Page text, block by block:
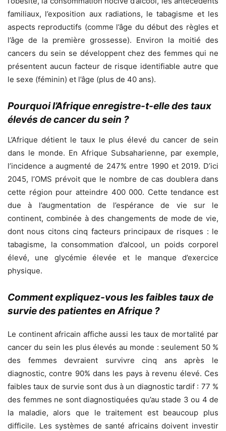
familiaux, l’exposition aux radiations, le tabagisme et les
aspects reproductifs (comme l’âge du début des règles et
l’âge de la première grossesse). Environ la moitié des
cancers du sein se développent chez des femmes qui ne
présentent aucun facteur de risque identifiable autre que
le sexe (féminin) et l’âge (plus de 40 ans).
Pourquoi l’Afrique enregistre-t-elle des taux
élevés de cancer du sein ?
L’Afrique détient le taux le plus élevé du cancer de sein
dans le monde. En Afrique Subsaharienne, par exemple,
l’incidence a augmenté de 247% entre 1990 et 2019. D’ici
2045, l’OMS prévoit que le nombre de cas doublera dans
cette région pour atteindre 400 000. Cette tendance est
due à l’augmentation de l’espérance de vie sur le
continent, combinée à des changements de mode de vie,
dont nous citons cinq facteurs principaux de risques : le
tabagisme, la consommation d’alcool, un poids corporel
élevé, une glycémie élevée et le manque d’exercice
physique.
Comment expliquez-vous les faibles taux de
survie des patientes en Afrique ?
Le continent africain affiche aussi les taux de mortalité par
cancer du sein les plus élevés au monde : seulement 50 %
des femmes devraient survivre cinq ans après le
diagnostic, contre 90% dans les pays à revenu élevé. Ces
faibles taux de survie sont dus à un diagnostic tardif : 77 %
des femmes ne sont diagnostiquées qu’au stade 3 ou 4 de
la maladie, alors que le traitement est beaucoup plus
difficile. Les systèmes de santé africains doivent investir